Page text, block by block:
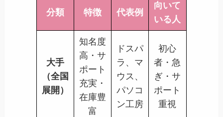
分類 特徴 代表例
向いて
いる人
大手
（全国
展開）
知名度
高・サ
ポート
充実・
在庫豊
富
ドスパ
ラ、マ
ウス、
パソコ
ン工房
初心
者・急
ぎ・サ
ポート
重視